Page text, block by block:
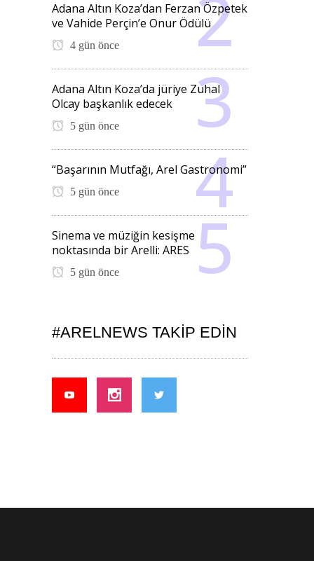
Adana Altın Koza’dan Ferzan Özpetek
ve Vahide Perçin’e Onur Ödülü
4 gün önce
Adana Altın Koza’da jüriye Zuhal
Olcay başkanlık edecek
5 gün önce
“Başarının Mutfağı, Arel Gastronomi”
5 gün önce
Sinema ve müziğin kesişme
noktasında bir Arelli: ARES
5 gün önce
#ARELNEWS TAKIP EDIN